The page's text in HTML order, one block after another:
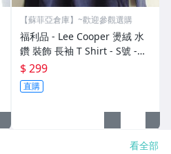
【蘇菲亞倉庫】~歡迎參觀選購
福利品 - Lee Cooper 燙絨 水
鑽 裝飾 長袖 T Shirt - S號 -深
鐵 -全新
$ 299
直購
看全部